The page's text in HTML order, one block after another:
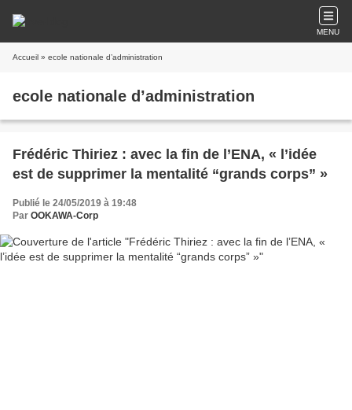
MENU
Accueil » ecole nationale d’administration
ecole nationale d’administration
Frédéric Thiriez : avec la fin de l’ENA, « l’idée
est de supprimer la mentalité “grands corps” »
Publié le 24/05/2019 à 19:48
Par OOKAWA-Corp